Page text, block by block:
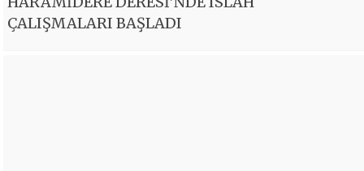
ÇALIŞMALARI BAŞLADI